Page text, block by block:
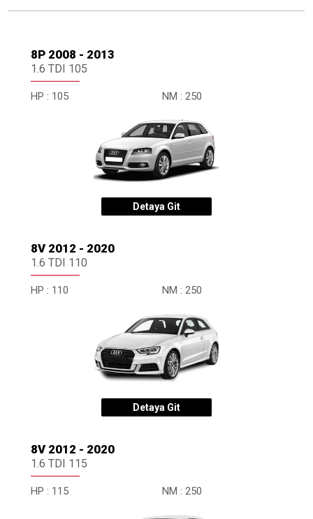
Q7
RS Series
S Series
8P 2008 - 2013
1.6 TDI 105
HP : 105 NM : 250
Detaya Git
8V 2012 - 2020
1.6 TDI 110
HP : 110 NM : 250
Detaya Git
8V 2012 - 2020
1.6 TDI 115
HP : 115 NM : 250